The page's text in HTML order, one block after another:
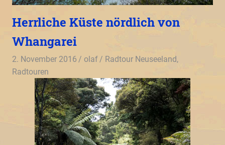
Herrliche Küste nördlich von
Whangarei
2. November 2016 olaf Radtour Neuseeland,
Radtouren